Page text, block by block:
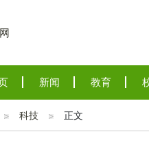
新闻 教育
科技 正文